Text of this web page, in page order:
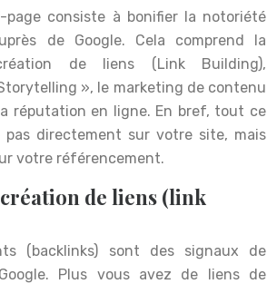
page consiste à bonifier la notoriété
de Google. Cela comprend la
de liens (Link Building),
», le marketing de contenu
réputation en ligne. En bref, tout ce
directement sur votre site, mais
votre référencement.
de liens (link
(backlinks) sont des signaux de
Plus vous avez de liens de